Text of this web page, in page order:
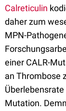
Calreticulin
daher zum
MPN-
einer CALR-
an Thrombose
Mutation.